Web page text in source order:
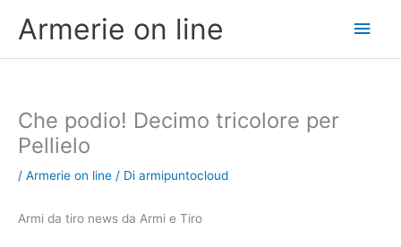
Armerie on line
Che podio! Decimo tricolore per
Pellielo
/ Armerie on line / Di armipuntocloud
Armi da tiro news da Armi e Tiro